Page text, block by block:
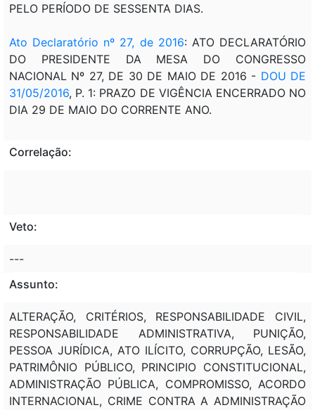
PELO PERÍODO DE SESSENTA DIAS.
Ato Declaratório nº 27, de 2016: ATO DECLARATÓRIO
DO PRESIDENTE DA MESA DO CONGRESSO
NACIONAL Nº 27, DE 30 DE MAIO DE 2016 - DOU DE
31/05/2016, P. 1: PRAZO DE VIGÊNCIA ENCERRADO NO
DIA 29 DE MAIO DO CORRENTE ANO.
Correlação:
Veto:
---
Assunto:
ALTERAÇÃO, CRITÉRIOS, RESPONSABILIDADE CIVIL,
RESPONSABILIDADE ADMINISTRATIVA, PUNIÇÃO,
PESSOA JURÍDICA, ATO ILÍCITO, CORRUPÇÃO, LESÃO,
PATRIMÔNIO PÚBLICO, PRINCIPIO CONSTITUCIONAL,
ADMINISTRAÇÃO PÚBLICA, COMPROMISSO, ACORDO
INTERNACIONAL, CRIME CONTRA A ADMINISTRAÇÃO